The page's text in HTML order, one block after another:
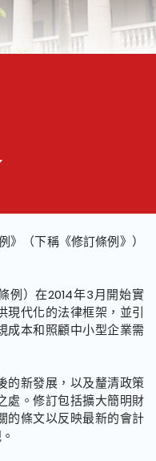
》（下稱《修訂條例》）
例）在2014年3月開始實
現代化的法律框架，並引
成本和照顧中小型企業需
的新發展，以及釐清政策
處。修訂包括擴大簡明財
的條文以反映最新的會計